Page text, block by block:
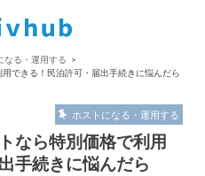
なる・運用する
できる！民泊許可・届出手続きに悩んだら
ホストになる・運用する
なら特別価格で利用
手続きに悩んだら